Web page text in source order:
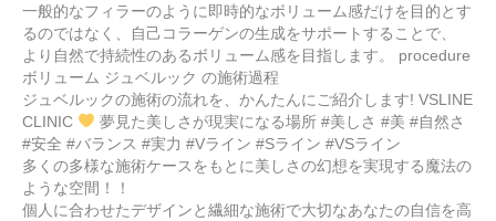
一般的なフィラーのように即時的なボリューム感だけを目的とす
るのではなく、自己コラーゲンの生成をサポートすることで、
より自然で持続性のあるボリューム感を目指します。 procedure
ボリューム ジュベルック の施術過程
ジュベルックの施術の流れを、かんたんにご紹介します! VSLINE
CLINIC
夢見た美しさが現実になる場所 #美しさ #美 #自然さ
#安全 #バランス #実力 #Vライン #Sライン #VSライン
多くの多様な施術ケースをもとに美しさの幻想を実現する魔法の
ような空間！！
個人に合わせたデザインと繊細な施術で大切なあなたの自信を高